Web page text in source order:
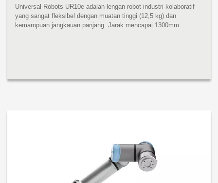
Universal Robots UR10e adalah lengan robot industri kolaboratif
yang sangat fleksibel dengan muatan tinggi (12,5 kg) dan
kemampuan jangkauan panjang. Jarak mencapai 1300mm